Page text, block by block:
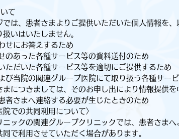
て
は、患者さまよりご提供いただいた個人情報を
いはいたしません。
せにお答えするため
のあった各種サービス等の資料送付のため
ただいた各種サービス等を適切にご提供するため
び当院の関連グループ医院にて取り扱う各種サー
につきましては、そのお申し出により情報提供を
者さまへ連絡する必要が生じたときのため
での共同利用について〉
ックの関連グループクリニックでは、患者さま
で利用させていただく場合があります。